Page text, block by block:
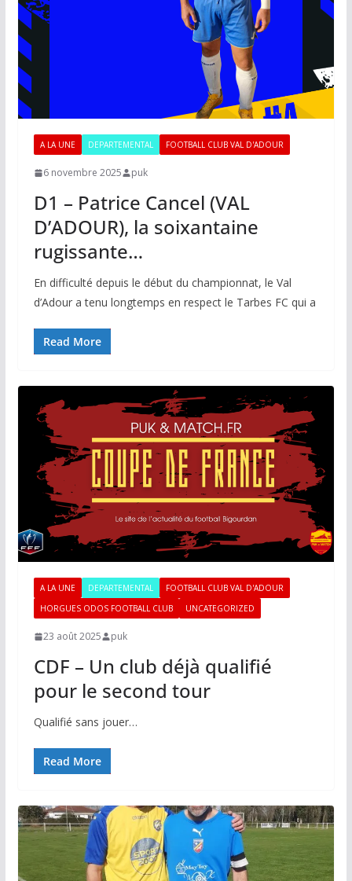
A LA UNE DEPARTEMENTAL FOOTBALL CLUB VAL D'ADOUR
6 novembre 2025 puk
D1 – Patrice Cancel (VAL
D’ADOUR), la soixantaine
rugissante…
En difficulté depuis le début du championnat, le Val
d’Adour a tenu longtemps en respect le Tarbes FC qui a
Read More
A LA UNE DEPARTEMENTAL
FOOTBALL CLUB VAL D'ADOUR
HORGUES ODOS FOOTBALL CLUB
UNCATEGORIZED
23 août 2025 puk
CDF – Un club déjà qualifié
pour le second tour
Qualifié sans jouer…
Read More